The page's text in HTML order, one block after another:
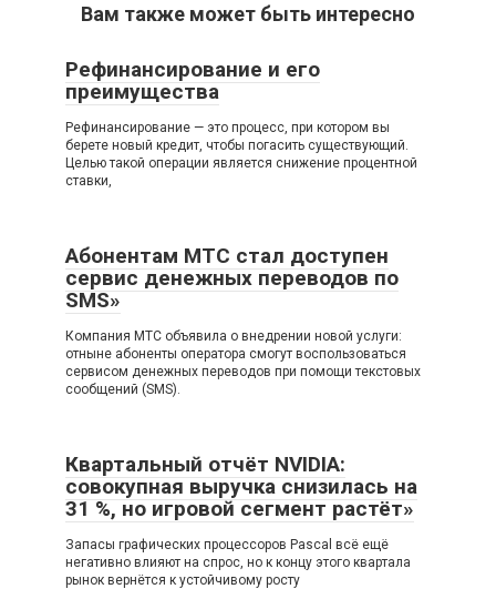
Вам также может быть интересно
Рефинансирование и его
преимущества
Рефинансирование — это процесс, при котором вы
берете новый кредит, чтобы погасить существующий.
Целью такой операции является снижение процентной
ставки,
Абонентам МТС стал доступен
сервис денежных переводов по
SMS»
Компания МТС объявила о внедрении новой услуги:
отныне абоненты оператора смогут воспользоваться
сервисом денежных переводов при помощи текстовых
сообщений (SMS).
Квартальный отчёт NVIDIA:
совокупная выручка снизилась на
31 %, но игровой сегмент растёт»
Запасы графических процессоров Pascal всё ещё
негативно влияют на спрос, но к концу этого квартала
рынок вернётся к устойчивому росту